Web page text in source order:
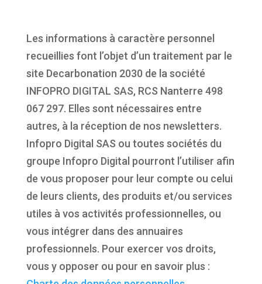
Les informations à caractère personnel
recueillies font l’objet d’un traitement par le
site Decarbonation 2030 de la société
INFOPRO DIGITAL SAS, RCS Nanterre 498
067 297. Elles sont nécessaires entre
autres, à la réception de nos newsletters.
Infopro Digital SAS ou toutes sociétés du
groupe Infopro Digital pourront l’utiliser afin
de vous proposer pour leur compte ou celui
de leurs clients, des produits et/ou services
utiles à vos activités professionnelles, ou
vous intégrer dans des annuaires
professionnels. Pour exercer vos droits,
vous y opposer ou pour en savoir plus :